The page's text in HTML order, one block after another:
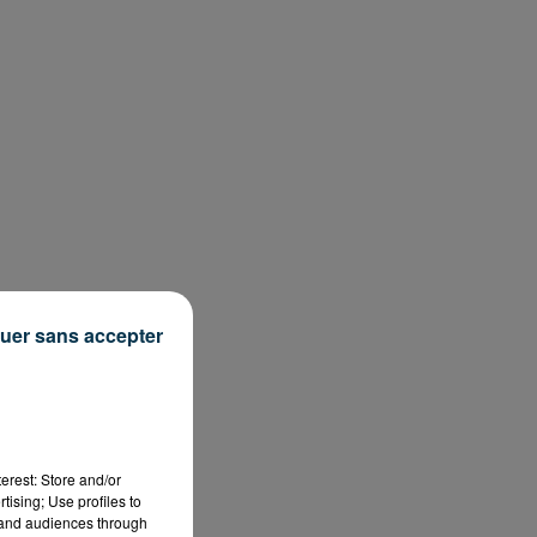
Store and/or
Use profiles to
audiences through
sans accepter